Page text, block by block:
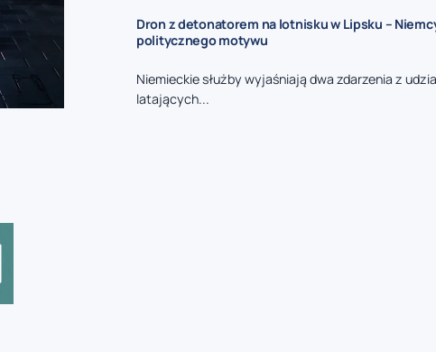
Dron z detonatorem na lotnisku w Lipsku –
politycznego motywu
Niemieckie służby wyjaśniają dwa zdarzenia z
latających...